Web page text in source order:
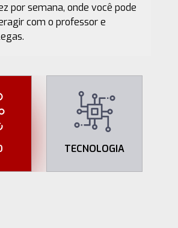
por semana, onde você pode
com o professor e
TECNOLOGIA